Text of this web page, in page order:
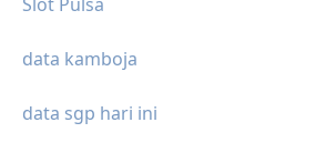
data kamboja
data sgp hari ini